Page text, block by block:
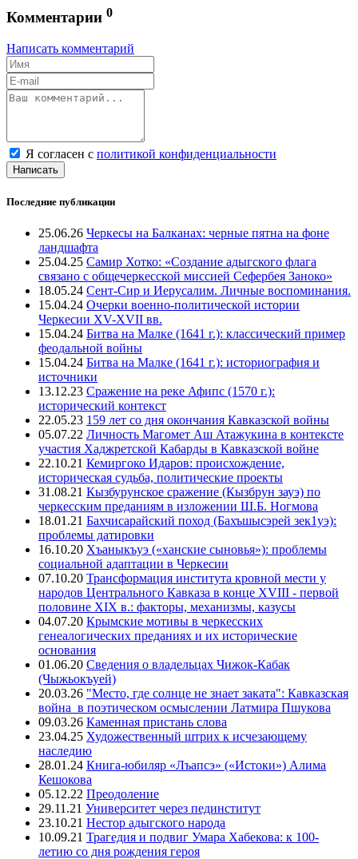
Комментарии 0
Написать комментарий
Я согласен с политикой конфиденциальности
Написать
Последние публикации
25.06.26 Черкесы на Балканах: черные пятна на фоне
ландшафта
25.04.25 Самир Хотко: «Создание адыгского флага
связано с общечеркесской миссией Сефербея Заноко»
18.05.24 Сент-Сир и Иерусалим. Личные воспоминания.
15.04.24 Очерки военно-политической истории
Черкесии XV-XVII вв.
15.04.24 Битва на Малке (1641 г.): классический пример
феодальной войны
15.04.24 Битва на Малке (1641 г.): историография и
источники
13.12.23 Сражение на реке Афипс (1570 г.):
исторический контекст
22.05.23 159 лет со дня окончания Кавказской войны
05.07.22 Личность Магомет Аш Атажукина в контексте
участия Хаджретской Кабарды в Кавказской войне
22.10.21 Кемиргоко Идаров: происхождение,
историческая судьба, политические проекты
31.08.21 Кызбурунское сражение (Кызбрун зауэ) по
черкесским преданиям в изложении Ш.Б. Ногмова
18.01.21 Бахчисарайский поход (Бахъшысэрей зек1уэ):
проблемы датировки
16.10.20 Хъаныкъуэ («ханские сыновья»): проблемы
социальной адаптации в Черкесии
07.10.20 Трансформация института кровной мести у
народов Центрального Кавказа в конце XVIII - первой
половине XIX в.: факторы, механизмы, казусы
04.07.20 Крымские мотивы в черкесских
генеалогических преданиях и их исторические
основания
01.06.20 Сведения о владельцах Чижок-Кабак
(Чыжьокъуей)
20.03.26 "Место, где солнце не знает заката": Кавказская
война в поэтическом осмыслении Латмира Пшукова
09.03.26 Каменная пристань слова
23.04.25 Художественный штрих к исчезающему
наследию
28.01.24 Книга-юбиляр «Лъапсэ» («Истоки») Алима
Кешокова
05.12.22 Преодоление
29.11.21 Университет через пединститут
23.10.21 Нестор адыгского народа
10.09.21 Трагедия и подвиг Умара Хабекова: к 100-
летию со дня рождения героя